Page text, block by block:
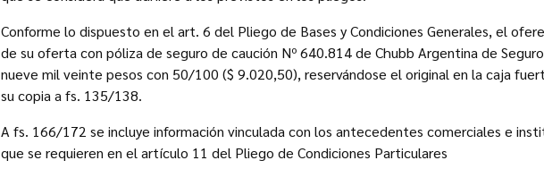
Conforme lo dispuesto en el art. 6 del Pliego de Bases y Condiciones Generales, el
de su oferta con póliza de seguro de caución Nº 640.814 de Chubb Argentina de
nueve mil veinte pesos con 50/100 ($ 9.020,50), reservándose el original en la caja
su copia a fs. 135/138.
A fs. 166/172 se incluye información vinculada con los antecedentes comerciales e
que se requieren en el artículo 11 del Pliego de Condiciones Particulares